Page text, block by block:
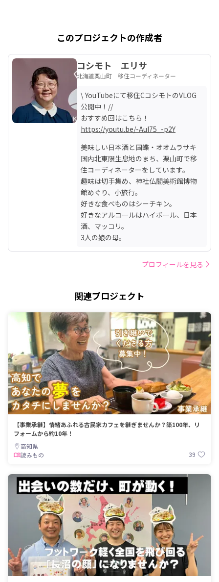
このプロジェクトの作成者
コシモト エリサ
北海道栗山町 移住コーディネーター
\ YouTubeにて移住CコシモトのVLOG
公開中！//
https://youtu.be/-Aul75_-p2Y
美味しい日本酒と国蝶・オオムラサキ
国内北東限生息地のまち、栗山町で移
住コーディネーターをしています。
趣味は切手集め、神社仏閣美術館博物
館めぐり、小旅行。
好きな食べものはシーチキン。
好きなアルコールはハイボール、日本
酒、マッコリ。
3人の娘の母。
プロフィールを見る
関連プロジェクト
【事業承継】情緒あふれる古民家カフェを継ぎませんか？築100年、リ
フォームから約10年！
高知県
読みもの
39